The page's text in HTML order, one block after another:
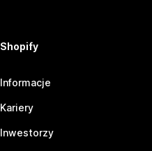
Shopify
Informacje
Kariery
Inwestorzy